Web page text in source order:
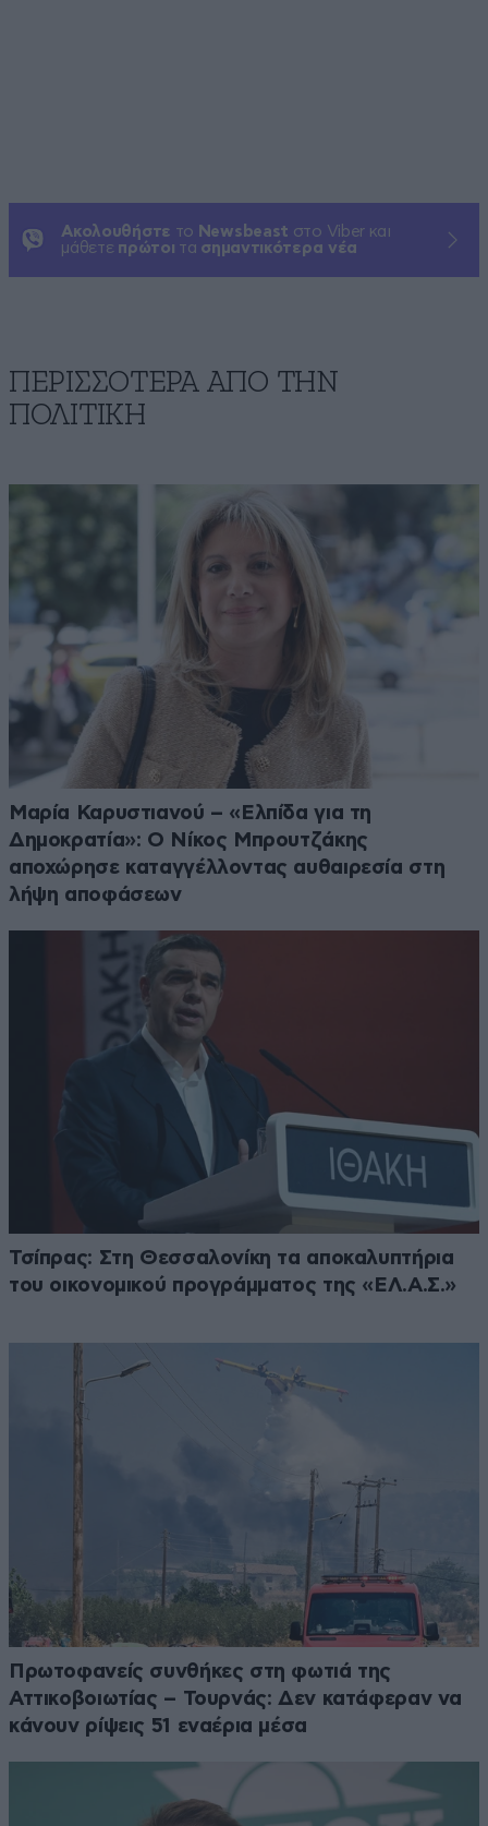
Ακολουθήστε το Newsbeast στο Viber και
μάθετε πρώτοι τα σημαντικότερα νέα
ΠΕΡΙΣΣΟΤΕΡΑ ΑΠΟ ΤΗΝ
ΠΟΛΙΤΙΚΗ
Μαρία Καρυστιανού – «Ελπίδα για τη
Δημοκρατία»: Ο Νίκος Μπρουτζάκης
αποχώρησε καταγγέλλοντας αυθαιρεσία στη
λήψη αποφάσεων
Τσίπρας: Στη Θεσσαλονίκη τα αποκαλυπτήρια
του οικονομικού προγράμματος της «ΕΛ.Α.Σ.»
Πρωτοφανείς συνθήκες στη φωτιά της
Αττικοβοιωτίας – Τουρνάς: Δεν κατάφεραν να
κάνουν ρίψεις 51 εναέρια μέσα